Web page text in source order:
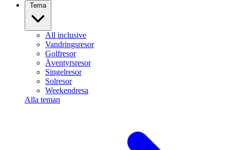
Tema
All inclusive
Vandringsresor
Golfresor
Äventyrsresor
Singelresor
Solresor
Weekendresa
Alla teman